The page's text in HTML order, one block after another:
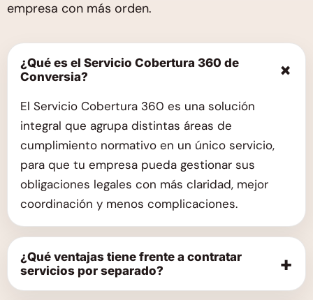
empresa con más orden.
¿Qué es el Servicio Cobertura 360 de
Conversia?
+
El Servicio Cobertura 360 es una solución
integral que agrupa distintas áreas de
cumplimiento normativo en un único servicio,
para que tu empresa pueda gestionar sus
obligaciones legales con más claridad, mejor
coordinación y menos complicaciones.
¿Qué ventajas tiene frente a contratar
servicios por separado?
+